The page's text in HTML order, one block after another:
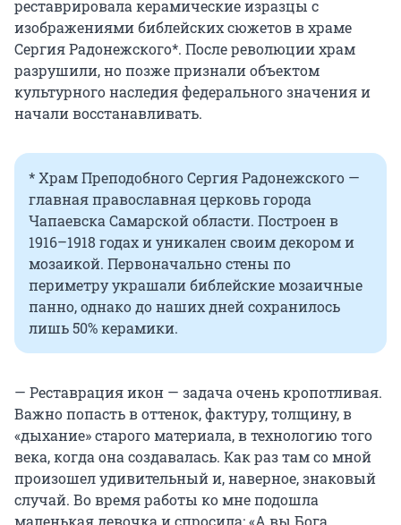
реставрировала керамические изразцы с
изображениями библейских сюжетов в храме
Сергия Радонежского*. После революции храм
разрушили, но позже признали объектом
культурного наследия федерального значения и
начали восстанавливать.
* Храм Преподобного Сергия Радонежского —
главная православная церковь города
Чапаевска Самарской области. Построен в
1916–1918 годах и уникален своим декором и
мозаикой. Первоначально стены по
периметру украшали библейские мозаичные
панно, однако до наших дней сохранилось
лишь 50% керамики.
— Реставрация икон — задача очень кропотливая.
Важно попасть в оттенок, фактуру, толщину, в
«дыхание» старого материала, в технологию того
века, когда она создавалась. Как раз там со мной
произошел удивительный и, наверное, знаковый
случай. Во время работы ко мне подошла